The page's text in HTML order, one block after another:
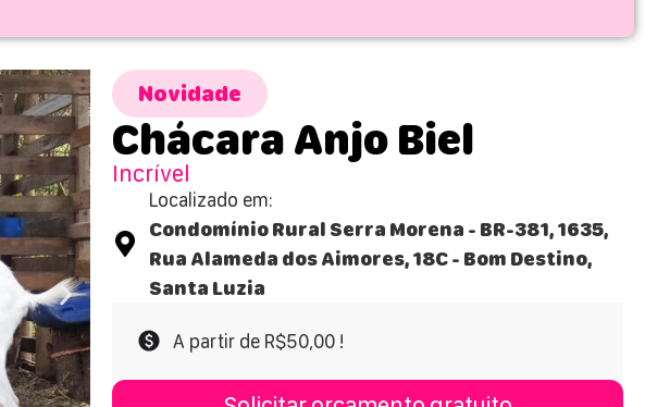
Novidade
Chácara Anjo Biel
Incrível
Localizado em:
Condomínio Rural Serra Morena - BR-381, 1635,
Rua Alameda dos Aimores, 18C - Bom Destino,
Santa Luzia
A partir de R$50,00 !